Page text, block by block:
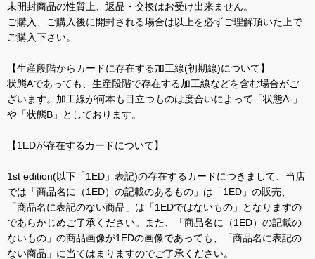
未開封商品の性質上、返品・交換はお受け出来ません。
ご購入、ご購入後に開封される場合は以上を必ずご理解頂いた上で
ご購入下さい。
【生産段階からカードに存在する加工線(初期線)について】
状態Aであっても、生産段階で存在する加工線などを含む場合がご
ざいます。加工線が何本も目立つものは度合いによって「状態A-」
や「状態B」としております。
【1EDが存在するカードについて】
1st edition(以下「1ED」表記)の存在するカードにつきまして、当店
では「商品名に（1ED）の記載のあるもの」は「1ED」の販売、
「商品名に表記のない商品」は「1EDではないもの」となりますの
であらかじめご了承ください。また、「商品名に（1ED）の記載の
ないもの」の商品画像が1EDの画像であっても、「商品名に表記の
ない商品」に当てはまりますのでご了承ください。